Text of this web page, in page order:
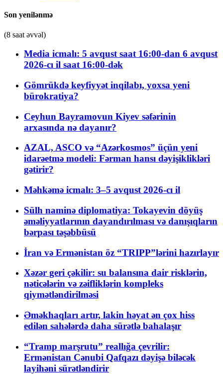
Son yenilənmə
(8 saat əvvəl)
Media icmalı: 5 avqust saat 16:00-dan 6 avqust
2026-cı il saat 16:00-dək
Gömrükdə keyfiyyət inqilabı, yoxsa yeni
bürokratiya?
Ceyhun Bayramovun Kiyev səfərinin
arxasında nə dayanır?
AZAL, ASCO və “Azərkosmos” üçün yeni
idarəetmə modeli: Fərman hansı dəyişiklikləri
gətirir?
Məhkəmə icmalı: 3–5 avqust 2026-cı il
Sülh naminə diplomatiya: Tokayevin döyüş
əməliyyatlarının dayandırılması və danışıqların
bərpası təşəbbüsü
İran və Ermənistan öz “TRIPP”lərini hazırlayır
Xəzər geri çəkilir: su balansına dair risklərin,
nəticələrin və zəifliklərin kompleks
qiymətləndirilməsi
Əməkhaqları artır, lakin həyat ən çox hiss
edilən sahələrdə daha sürətlə bahalaşır
“Tramp marşrutu” reallığa çevrilir:
Ermənistan Cənubi Qafqazı dəyişə biləcək
layihəni sürətləndirir